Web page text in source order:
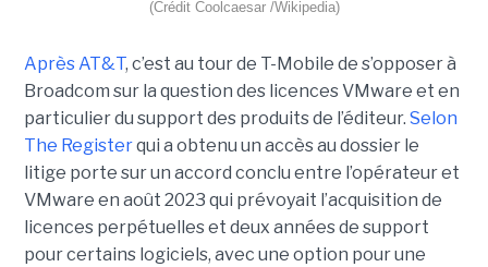
(Crédit Coolcaesar /Wikipedia)
Après AT&T, c’est au tour de T-Mobile de s’opposer à
Broadcom sur la question des licences VMware et en
particulier du support des produits de l’éditeur. Selon
The Registerqui a obtenu un accès au dossier le
litige porte sur un accord conclu entre l’opérateur et
VMware en août 2023 qui prévoyait l’acquisition de
licences perpétuelles et deux années de support
pour certains logiciels, avec une option pour une